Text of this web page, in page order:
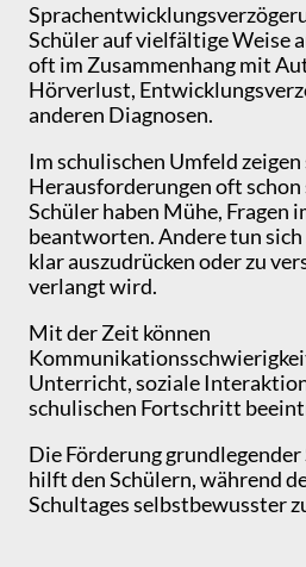
Schüler auf vielfältige Weise
oft im Zusammenhang mit
Hörverlust,
anderen Diagnosen.
Im schulischen Umfeld zeigen
Herausforderungen oft
Schüler haben Mühe, Fragen
beantworten. Andere tun
klar auszudrücken oder zu
verlangt wird.
Mit der Zeit können
Unterricht, soziale
schulischen Fortschritt
Die Förderung
hilft den Schülern, während
Schultages selbstbewusster